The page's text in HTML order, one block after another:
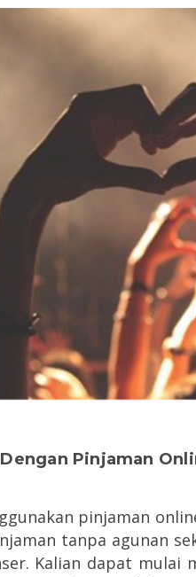
Pinjaman
pinjaman
tanpa agunan
Kalian dapat mulai